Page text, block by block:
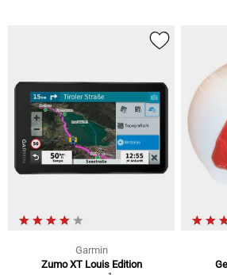
Garmin
Zumo XT Louis Edition